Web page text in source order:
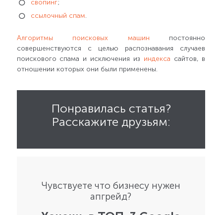
свопинг;
ссылочный спам.
Алгоритмы поисковых машин постоянно
совершенствуются с целью распознавания случаев
поискового спама и исключения из индекса сайтов, в
отношении которых они были применены.
Понравилась статья?
Расскажите друзьям:
Чувствуете что бизнесу нужен
апгрейд?